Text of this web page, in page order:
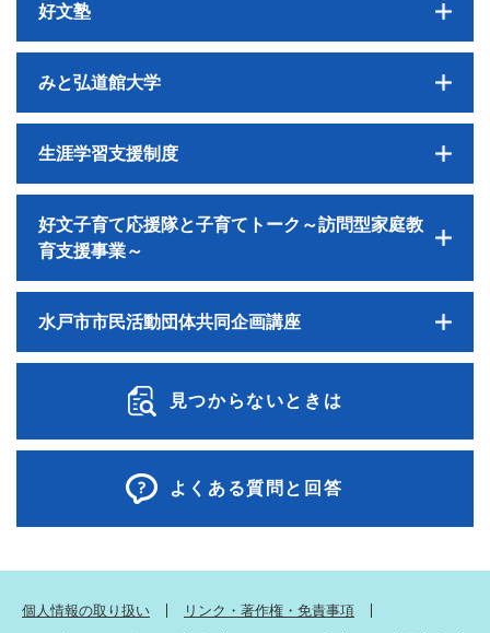
好文塾
みと弘道館大学
生涯学習支援制度
好文子育て応援隊と子育てトーク～訪問型家庭教
育支援事業～
水戸市市民活動団体共同企画講座
見つからないときは
よくある質問と回答
個人情報の取り扱い
リンク・著作権・免責事項